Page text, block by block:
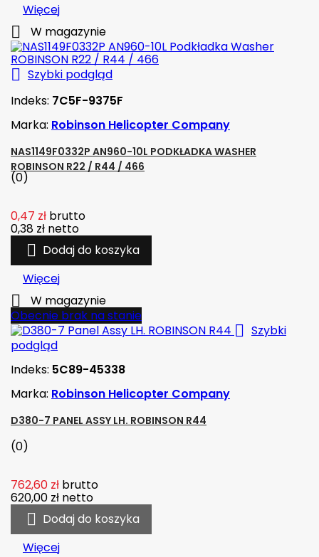
Więcej
 W magazynie
 Szybki podgląd
Indeks: 7C5F-9375F
Marka: Robinson Helicopter Company
NAS1149F0332P AN960-10L PODKŁADKA WASHER
ROBINSON R22 / R44 / 466
(0)
0,47 zł brutto
0,38 zł netto
 Dodaj do koszyka
Więcej

W magazynie
Obecnie brak na stanie
 Szybki
podgląd
Indeks: 5C89-45338
Marka: Robinson Helicopter Company
D380-7 PANEL ASSY LH. ROBINSON R44
(0)
762,60 zł brutto
620,00 zł netto
 Dodaj do koszyka
Więcej